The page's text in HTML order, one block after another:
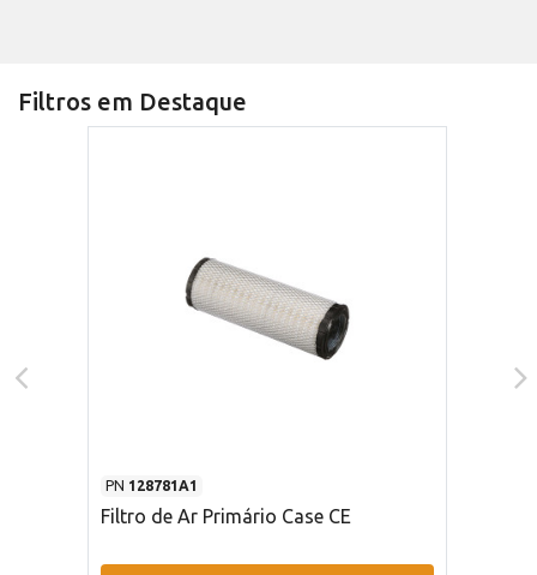
Filtros em Destaque
PN 128781A1
Filtro de Ar Primário Case CE